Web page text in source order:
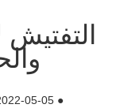
●
05-05